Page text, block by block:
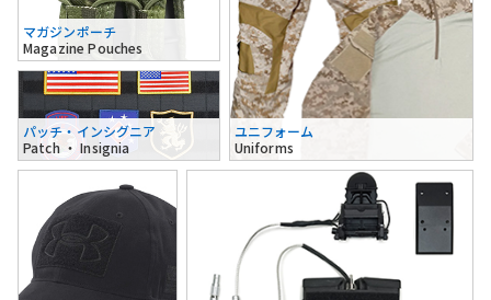
マガジンポーチ
Magazine Pouches
パッチ・インシグニア
Patch ・ Insignia
ユニフォーム
Uniforms